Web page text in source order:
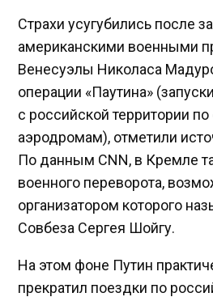
Страхи усугубились после
американскими военными
Венесуэлы Николаса
операции «Паутина»
с российской территории по
аэродромам), отметили
По данным CNN, в Кремле
военного переворота,
организатором которого
Совбеза Сергея Шойгу.
На этом фоне Путин
прекратил поездки по